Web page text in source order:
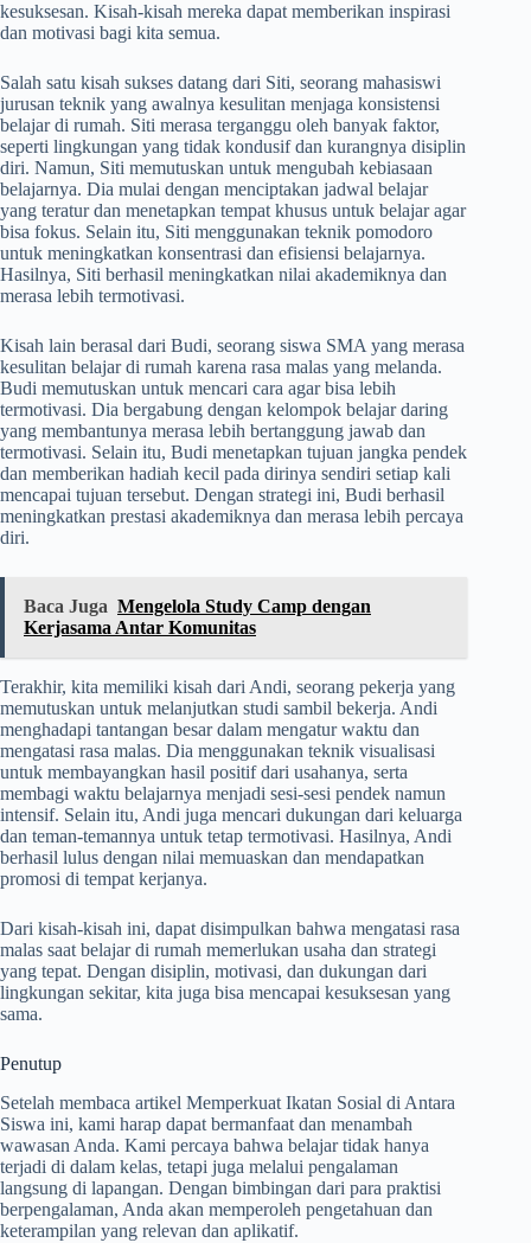
kesuksesan. Kisah-kisah mereka dapat memberikan inspirasi
dan motivasi bagi kita semua.
Salah satu kisah sukses datang dari Siti, seorang mahasiswi
jurusan teknik yang awalnya kesulitan menjaga konsistensi
belajar di rumah. Siti merasa terganggu oleh banyak faktor,
seperti lingkungan yang tidak kondusif dan kurangnya disiplin
diri. Namun, Siti memutuskan untuk mengubah kebiasaan
belajarnya. Dia mulai dengan menciptakan jadwal belajar
yang teratur dan menetapkan tempat khusus untuk belajar agar
bisa fokus. Selain itu, Siti menggunakan teknik pomodoro
untuk meningkatkan konsentrasi dan efisiensi belajarnya.
Hasilnya, Siti berhasil meningkatkan nilai akademiknya dan
merasa lebih termotivasi.
Kisah lain berasal dari Budi, seorang siswa SMA yang merasa
kesulitan belajar di rumah karena rasa malas yang melanda.
Budi memutuskan untuk mencari cara agar bisa lebih
termotivasi. Dia bergabung dengan kelompok belajar daring
yang membantunya merasa lebih bertanggung jawab dan
termotivasi. Selain itu, Budi menetapkan tujuan jangka pendek
dan memberikan hadiah kecil pada dirinya sendiri setiap kali
mencapai tujuan tersebut. Dengan strategi ini, Budi berhasil
meningkatkan prestasi akademiknya dan merasa lebih percaya
diri.
Baca Juga Mengelola Study Camp dengan
Kerjasama Antar Komunitas
Terakhir, kita memiliki kisah dari Andi, seorang pekerja yang
memutuskan untuk melanjutkan studi sambil bekerja. Andi
menghadapi tantangan besar dalam mengatur waktu dan
mengatasi rasa malas. Dia menggunakan teknik visualisasi
untuk membayangkan hasil positif dari usahanya, serta
membagi waktu belajarnya menjadi sesi-sesi pendek namun
intensif. Selain itu, Andi juga mencari dukungan dari keluarga
dan teman-temannya untuk tetap termotivasi. Hasilnya, Andi
berhasil lulus dengan nilai memuaskan dan mendapatkan
promosi di tempat kerjanya.
Dari kisah-kisah ini, dapat disimpulkan bahwa mengatasi rasa
malas saat belajar di rumah memerlukan usaha dan strategi
yang tepat. Dengan disiplin, motivasi, dan dukungan dari
lingkungan sekitar, kita juga bisa mencapai kesuksesan yang
sama.
Penutup
Setelah membaca artikel Memperkuat Ikatan Sosial di Antara
Siswa ini, kami harap dapat bermanfaat dan menambah
wawasan Anda. Kami percaya bahwa belajar tidak hanya
terjadi di dalam kelas, tetapi juga melalui pengalaman
langsung di lapangan. Dengan bimbingan dari para praktisi
berpengalaman, Anda akan memperoleh pengetahuan dan
keterampilan yang relevan dan aplikatif.